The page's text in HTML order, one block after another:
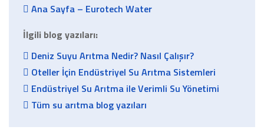
Ana Sayfa – Eurotech Water
İlgili blog yazıları:
Deniz Suyu Arıtma Nedir? Nasıl Çalışır?
Oteller İçin Endüstriyel Su Arıtma Sistemleri
Endüstriyel Su Arıtma ile Verimli Su Yönetimi
Tüm su arıtma blog yazıları